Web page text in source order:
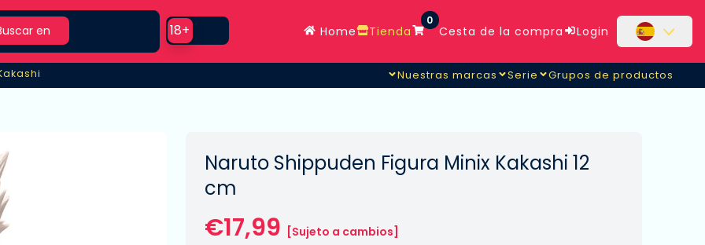
en
Use setting
18+ Home Tienda
0
Cesta de la compra Login
Nuestras marcas Serie Grupos de productos
Naruto Shippuden Figura Minix Kakashi 12
cm
€17,99 [Sujeto a cambios]